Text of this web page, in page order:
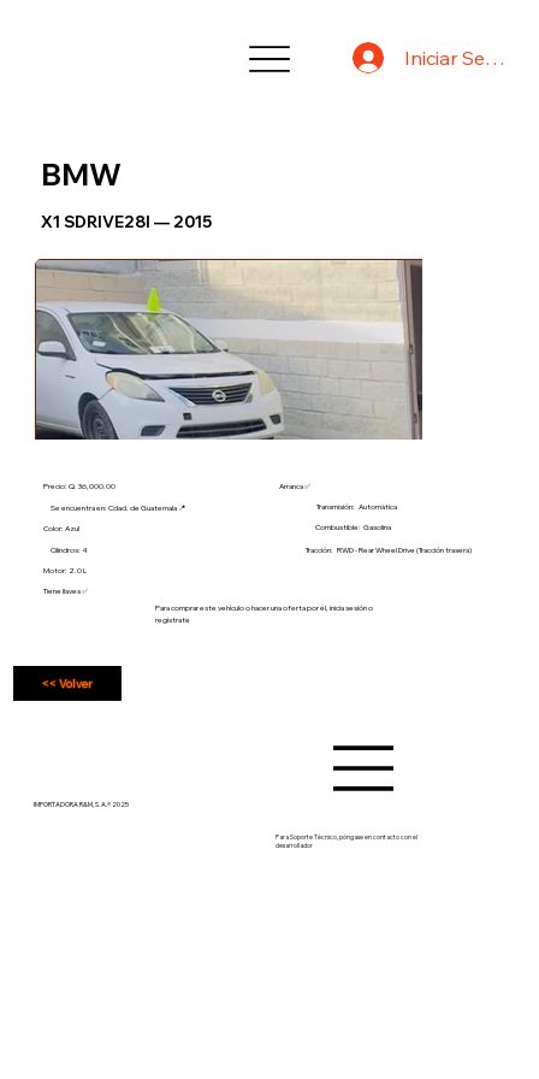
Iniciar Sesión
Color: Azul
Motor: 2.0 L
Transmisión:
Combustible:
Tracción:
Automática
RWD - Rear Wheel Drive (Tracción trasera)
Gasolina
Tiene llaves ✅
Arranca ✅
Precio: Q. 36,000.00
Se encuentra en: Cdad. de Guatemala 📍
Cilindros: 4
<< Volver
Para comprar este vehículo o hacer una oferta por él, inicia sesión o
regístrate
BMW
X1 SDRIVE28I — 2015
IMPORTADORA R&M, S. A.® 2025
Para Soporte Técnico, póngase en contacto con el
desarrollador